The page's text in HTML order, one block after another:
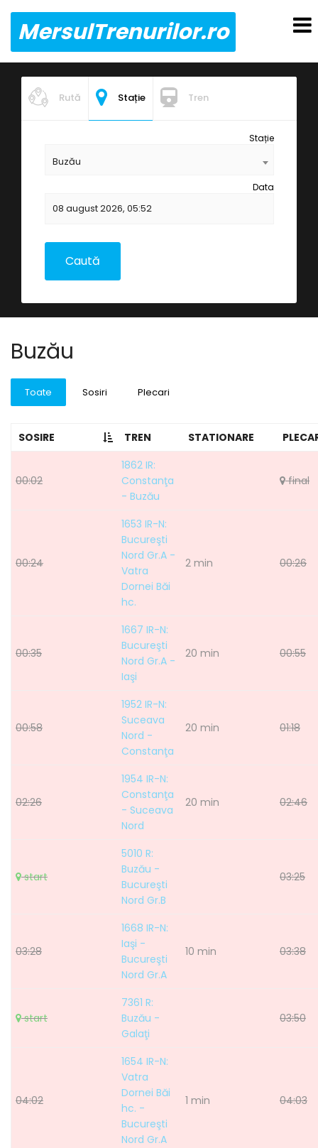
MersulTrenurilor.ro
Rută Stație Tren
Stație
Buzău
Data
Buzău
Toate Sosiri Plecari
SOSIRE TREN STATIONARE
00:02
1862 IR:
Constanţa
- Buzău
final
00:24
1653 IR-N:
Bucureşti
Nord Gr.A -
Vatra
Dornei Băi
hc.
2 min 00:26
00:35
1667 IR-N:
Bucureşti
Nord Gr.A -
Iaşi
20 min 00:55
00:58
1952 IR-N:
Suceava
Nord -
Constanţa
20 min 01:18
02:26
1954 IR-N:
Constanţa
- Suceava
Nord
20 min 02:46
start
5010 R:
Buzău -
Bucureşti
Nord Gr.B
03:25
03:28
1668 IR-N:
Iaşi -
Bucureşti
Nord Gr.A
10 min 03:38
start
7361 R:
Buzău -
Galaţi
03:50
04:02
1654 IR-N:
Vatra
Dornei Băi
hc. -
Bucureşti
Nord Gr.A
1 min 04:03